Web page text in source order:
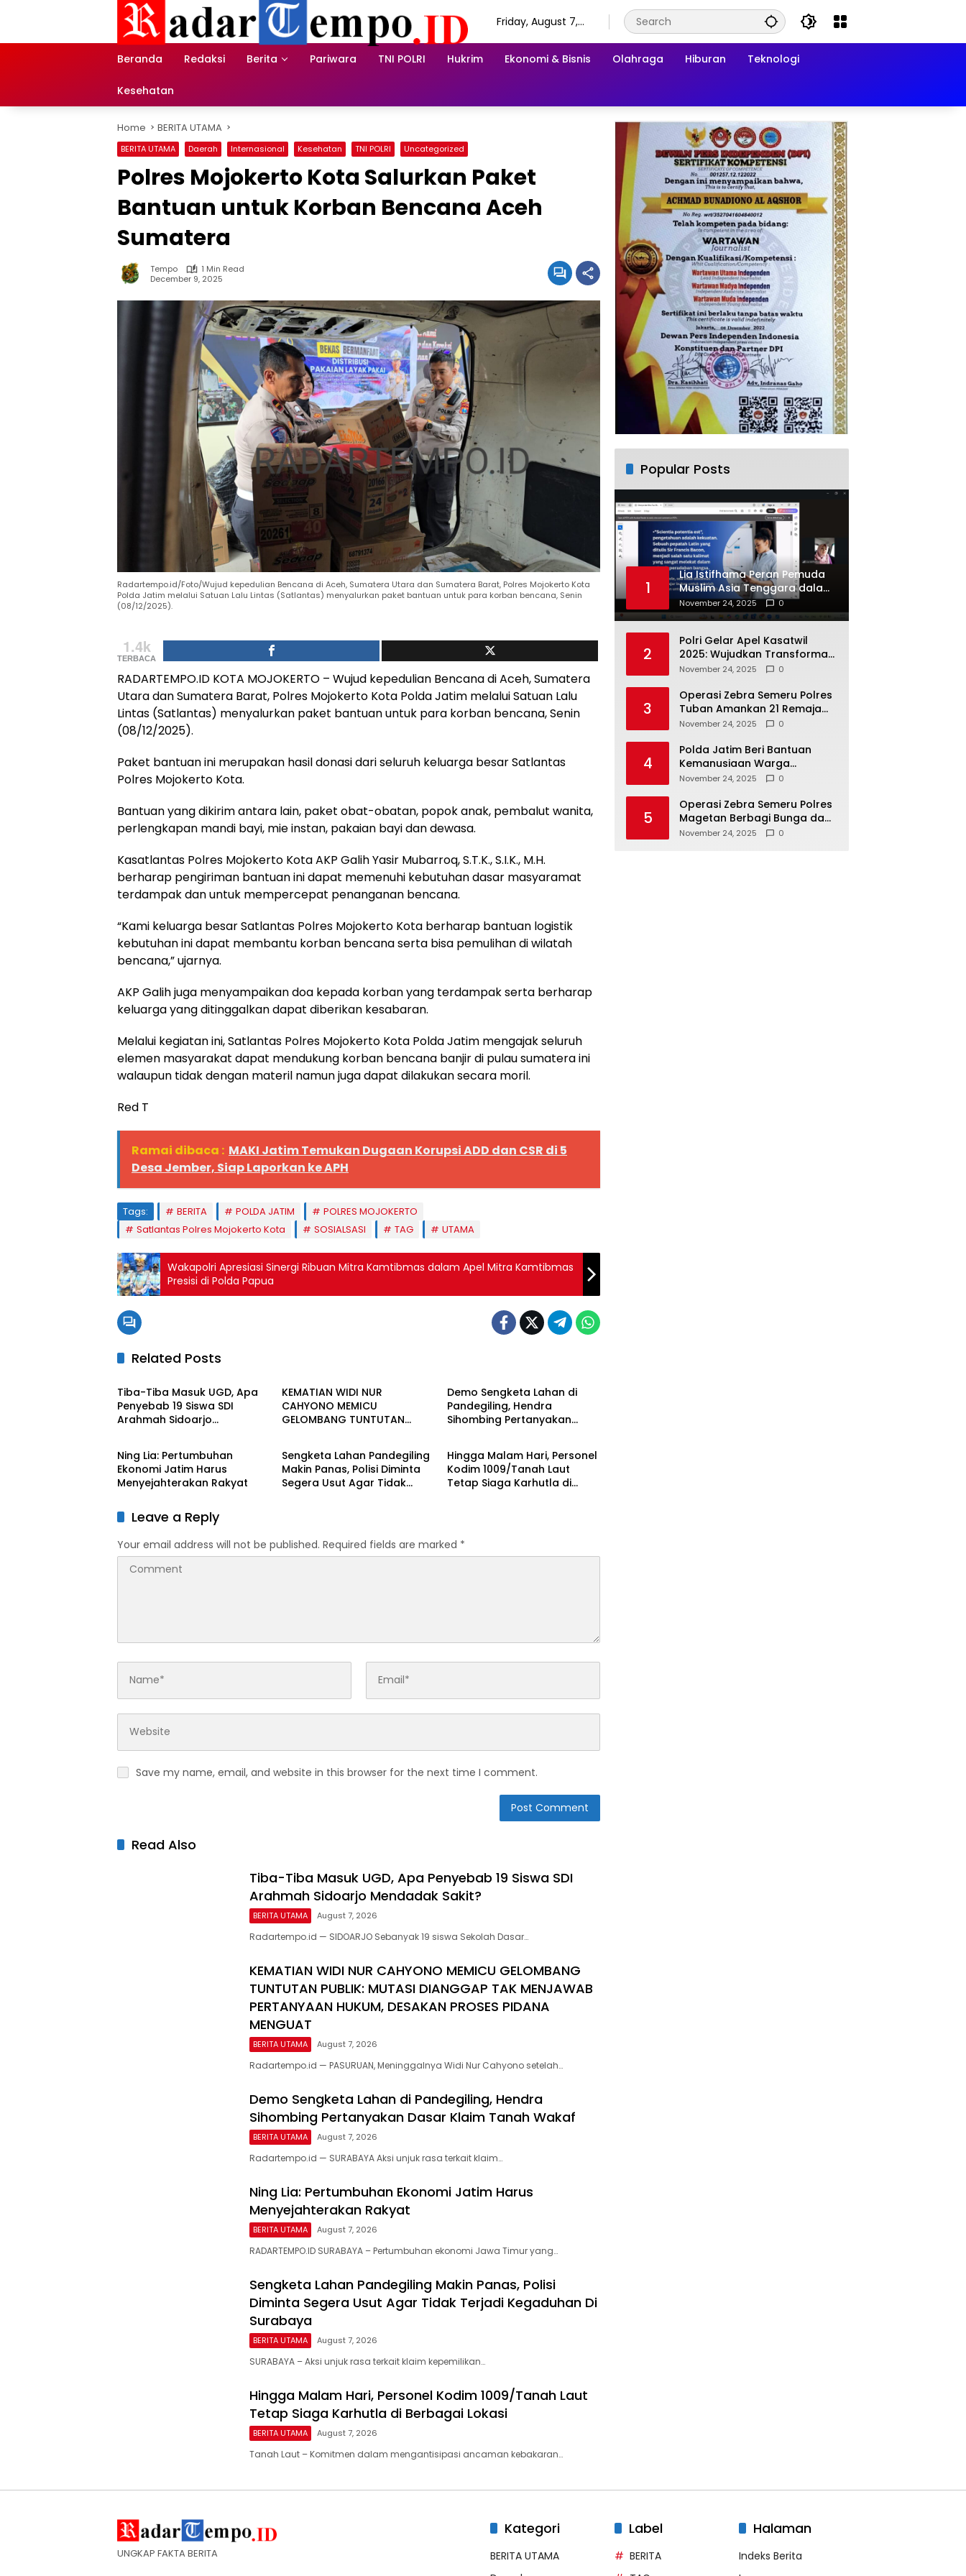
Friday, August 7,
Beranda
Redaksi Berita Pariwara TNI POLRI Hukrim Ekonomi & Bisnis Olahraga Hiburan Teknologi
Kesehatan
Home BERITA UTAMA
BERITA UTAMA Daerah Internasional Kesehatan TNI POLRI Uncategorized
Polres Mojokerto Kota Salurkan Paket
Bantuan untuk Korban Bencana Aceh
Sumatera
Tempo
1 Min Read
December 9, 2025
Radartempo.id/Foto/Wujud kepedulian Bencana di Aceh, Sumatera Utara dan Sumatera Barat, Polres Mojokerto Kota
Polda Jatim melalui Satuan Lalu Lintas (Satlantas) menyalurkan paket bantuan untuk para korban bencana, Senin
(08/12/2025).
1.4k
TERBACA
RADARTEMPO.ID KOTA MOJOKERTO – Wujud kepedulian Bencana di Aceh, Sumatera
Utara dan Sumatera Barat, Polres Mojokerto Kota Polda Jatim melalui Satuan Lalu
Lintas (Satlantas) menyalurkan paket bantuan untuk para korban bencana, Senin
(08/12/2025).
Paket bantuan ini merupakan hasil donasi dari seluruh keluarga besar Satlantas
Polres Mojokerto Kota.
Bantuan yang dikirim antara lain, paket obat-obatan, popok anak, pembalut wanita,
perlengkapan mandi bayi, mie instan, pakaian bayi dan dewasa.
Kasatlantas Polres Mojokerto Kota AKP Galih Yasir Mubarroq, S.T.K., S.I.K., M.H.
berharap pengiriman bantuan ini dapat memenuhi kebutuhan dasar masyaramat
terdampak dan untuk mempercepat penanganan bencana.
“Kami keluarga besar Satlantas Polres Mojokerto Kota berharap bantuan logistik
kebutuhan ini dapat membantu korban bencana serta bisa pemulihan di wilatah
bencana,” ujarnya.
AKP Galih juga menyampaikan doa kepada korban yang terdampak serta berharap
keluarga yang ditinggalkan dapat diberikan kesabaran.
Melalui kegiatan ini, Satlantas Polres Mojokerto Kota Polda Jatim mengajak seluruh
elemen masyarakat dapat mendukung korban bencana banjir di pulau sumatera ini
walaupun tidak dengan materil namun juga dapat dilakukan secara moril.
Red T
Ramai dibaca : MAKI Jatim Temukan Dugaan Korupsi ADD dan CSR di 5
Desa Jember, Siap Laporkan ke APH
Tags: BERITA POLDA JATIM
POLRES MOJOKERTO
Satlantas Polres Mojokerto Kota
SOSIALSASI TAG UTAMA
Wakapolri Apresiasi Sinergi Ribuan Mitra Kamtibmas dalam Apel Mitra Kamtibmas
Presisi di Polda Papua
Related Posts
BERITA UTAMA
Tiba-Tiba Masuk UGD, Apa
Penyebab 19 Siswa SDI
Arahmah Sidoarjo
KEMATIAN WIDI NUR
CAHYONO MEMICU
GELOMBANG TUNTUTAN
HUKUM, DESAKAN PROSES
PIDANA MENGUAT
Demo Sengketa Lahan di
Pandegiling, Hendra
Sihombing Pertanyakan
BERITA UTAMA
Ning Lia: Pertumbuhan
Ekonomi Jatim Harus
Menyejahterakan Rakyat
BERITA UTAMA
Sengketa Lahan Pandegiling
Makin Panas, Polisi Diminta
Segera Usut Agar Tidak
BERITA UTAMA
Hingga Malam Hari, Personel
Kodim 1009/Tanah Laut
Tetap Siaga Karhutla di
Leave a Reply
Your email address will not be published. Required fields are marked *
Save my name, email, and website in this browser for the next time I comment.
Read Also
Tiba-Tiba Masuk UGD, Apa Penyebab 19 Siswa SDI
Arahmah Sidoarjo Mendadak Sakit?
BERITA UTAMA August 7, 2026
Radartempo.id — SIDOARJO Sebanyak 19 siswa Sekolah Dasar…
KEMATIAN WIDI NUR CAHYONO MEMICU GELOMBANG
TUNTUTAN PUBLIK: MUTASI DIANGGAP TAK MENJAWAB
PERTANYAAN HUKUM, DESAKAN PROSES PIDANA
MENGUAT
BERITA UTAMA August 7, 2026
Radartempo.id — PASURUAN, Meninggalnya Widi Nur Cahyono setelah…
Demo Sengketa Lahan di Pandegiling, Hendra
Sihombing Pertanyakan Dasar Klaim Tanah Wakaf
BERITA UTAMA August 7, 2026
Radartempo.id — SURABAYA Aksi unjuk rasa terkait klaim…
Ning Lia: Pertumbuhan Ekonomi Jatim Harus
Menyejahterakan Rakyat
BERITA UTAMA August 7, 2026
RADARTEMPO.ID SURABAYA – Pertumbuhan ekonomi Jawa Timur yang…
Sengketa Lahan Pandegiling Makin Panas, Polisi
Diminta Segera Usut Agar Tidak Terjadi Kegaduhan Di
Surabaya
BERITA UTAMA August 7, 2026
SURABAYA – Aksi unjuk rasa terkait klaim kepemilikan…
Hingga Malam Hari, Personel Kodim 1009/Tanah Laut
Tetap Siaga Karhutla di Berbagai Lokasi
BERITA UTAMA August 7, 2026
Tanah Laut – Komitmen dalam mengantisipasi ancaman kebakaran…
Popular Posts
1
Lia Istifhama Peran Pemuda
Muslim Asia Tenggara dalam
Inovasi dan Kolaborasi
Internasional
November 24, 2025 0
2
Polri Gelar Apel Kasatwil
2025: Wujudkan Transformasi
Polri yang Profesional untuk
November 24, 2025 0
3
Operasi Zebra Semeru Polres
Tuban Amankan 21 Remaja
Pelaku Balap Liar
November 24, 2025 0
4
Polda Jatim Beri Bantuan
Kemanusiaan Warga
Terdampak Erupsi Gunung
November 24, 2025 0
5
Operasi Zebra Semeru Polres
Magetan Berbagi Bunga dan
Coklat Ajak Warga Tertib
November 24, 2025 0
UNGKAP FAKTA BERITA
Kategori
BERITA UTAMA
Label
BERITA
Halaman
Indeks Berita